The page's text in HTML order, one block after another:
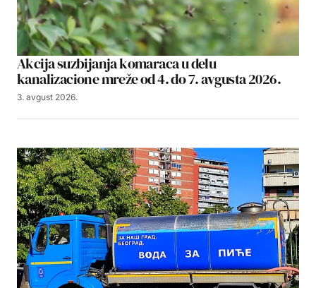
Akcija suzbijanja komaraca u delu
kanalizacione mreže od 4. do 7. avgusta 2026.
3. avgust 2026.